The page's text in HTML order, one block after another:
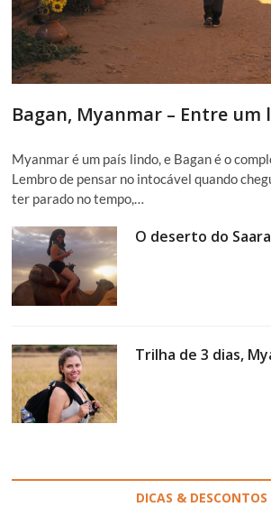
Bagan, Myanmar – Entre um
Myanmar é um país lindo, e Bagan é o
Lembro de pensar no intocável quando
ter parado no tempo,…
O deserto do
Trilha de 3 dias,
DICAS & DESCONTOS